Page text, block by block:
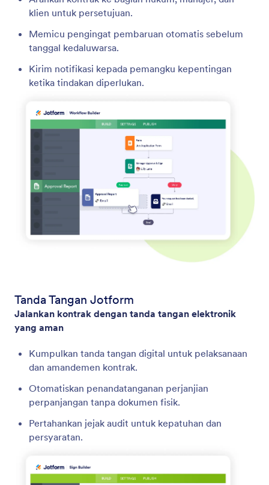
klien untuk persetujuan.
Memicu pengingat pembaruan otomatis sebelum
tanggal kedaluwarsa.
Kirim notifikasi kepada pemangku kepentingan
ketika tindakan diperlukan.
Tanda Tangan Jotform
Jalankan kontrak dengan tanda tangan elektronik
yang aman
Kumpulkan tanda tangan digital untuk pelaksanaan
dan amandemen kontrak.
Otomatiskan penandatanganan perjanjian
perpanjangan tanpa dokumen fisik.
Pertahankan jejak audit untuk kepatuhan dan
persyaratan.